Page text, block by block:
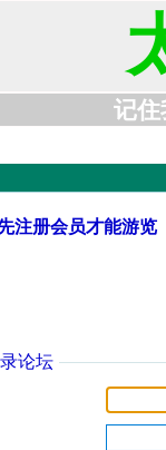
记住
注册会员才能游览
论坛